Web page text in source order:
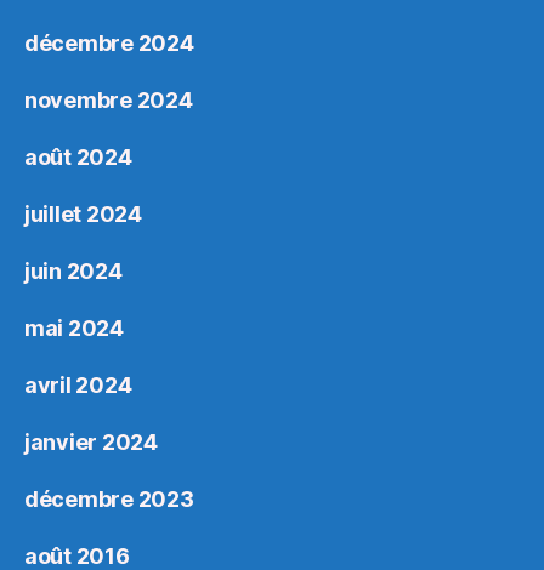
décembre 2024
novembre 2024
août 2024
juillet 2024
juin 2024
mai 2024
avril 2024
janvier 2024
décembre 2023
août 2016